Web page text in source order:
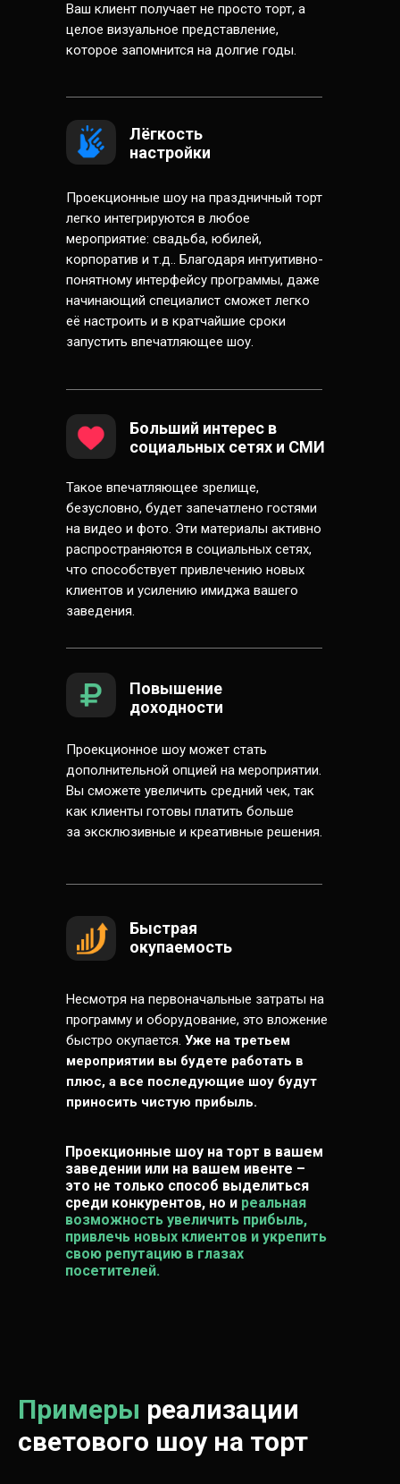
Лёгкость
настройки
Больший интерес в
социальных сетях и СМИ
Повышение
доходности
Быстрая
окупаемость
Ваш клиент получает не просто торт, а
целое визуальное представление,
которое запомнится на долгие годы.
Проекционные шоу на праздничный торт
легко интегрируются в любое
мероприятие: свадьба, юбилей,
корпоратив и т.д.. Благодаря интуитивно-
понятному интерфейсу программы, даже
начинающий специалист сможет легко
её настроить и в кратчайшие сроки
запустить впечатляющее шоу.
Такое впечатляющее зрелище,
безусловно, будет запечатлено гостями
на видео и фото. Эти материалы активно
распространяются в социальных сетях,
что способствует привлечению новых
клиентов и усилению имиджа вашего
заведения.
Проекционное шоу может стать
дополнительной опцией на мероприятии.
Вы сможете увеличить средний чек, так
как клиенты готовы платить больше
за эксклюзивные и креативные решения.
Несмотря на первоначальные затраты на
программу и оборудование, это вложение
быстро окупается. Уже на третьем
мероприятии вы будете работать в
плюс, а все последующие шоу будут
приносить чистую прибыль.
Проекционные шоу на торт в вашем
заведении или на вашем ивенте –
это не только способ выделиться
среди конкурентов, но и реальная
возможность увеличить прибыль,
привлечь новых клиентов и укрепить
свою репутацию в глазах
посетителей.
Примеры реализации
светового шоу на торт